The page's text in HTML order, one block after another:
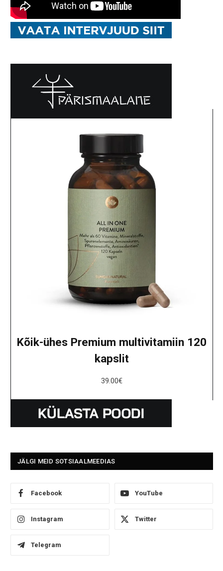
Kõik-ühes Premium multivitamiin 120
kapslit
39.00€
JÄLGI MEID SOTSIAALMEEDIAS
Facebook YouTube
Instagram Twitter
Telegram